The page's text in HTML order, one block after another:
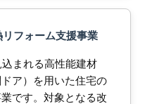
リフォーム支援事業
まれる高性能建材
ア）を用いた住宅の
です。対象となる改